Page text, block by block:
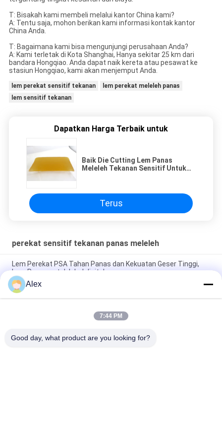
T: Bisakah kami membeli melalui kantor China kami?
A: Tentu saja, mohon berikan kami informasi kontak kantor
China Anda.
T: Bagaimana kami bisa mengunjungi perusahaan Anda?
A: Kami terletak di Kota Shanghai, Hanya sekitar 25 km dari
bandara Hongqiao. Anda dapat naik kereta atau pesawat ke
stasiun Hongqiao, kami akan menjemput Anda.
lem perekat sensitif tekanan
lem perekat meleleh panas
lem sensitif tekanan
Dapatkan Harga Terbaik untuk
Baik Die Cutting Lem Panas
Meleleh Tekanan Sensitif Untuk
Terus
perekat sensitif tekanan panas meleleh
Lem Perekat PSA Tahan Panas dan Kekuatan Geser Tinggi,
Lem Panas untuk label digital
Lem PSA Tahan Panas Dan Kekuatan Geser Tinggi, Lem
Meleleh Panas
Top Sheet Nonwoven Laminasi Dengan PE Film Bonding Hot
Alex
7:44 PM
Good day, what product are you looking for?